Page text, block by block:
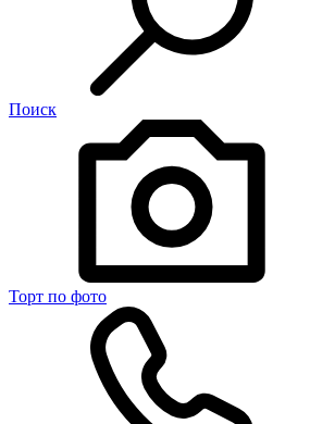
Поиск
Торт по фото